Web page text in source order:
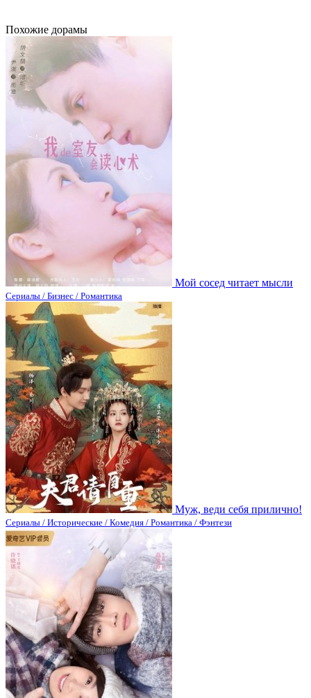
Похожие дорамы
Мой сосед читает мысли
Сериалы / Бизнес / Романтика
Муж, веди себя прилично!
Сериалы / Исторические / Комедия / Романтика / Фэнтези